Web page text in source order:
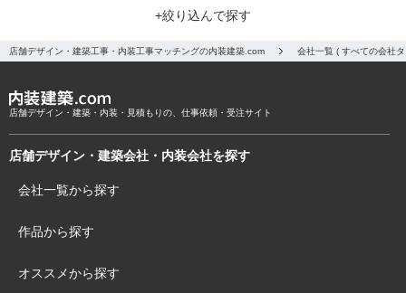
+絞り込んで探す
店舗デザイン・建築工事・内装工事マッチングの内装建築.com 会社一覧 ( すべての会社
店舗デザイン・建築・内装・見積もりの、仕事依頼・受注サイト
店舗デザイン・建築会社・内装会社を探す
会社一覧から探す
作品から探す
オススメから探す